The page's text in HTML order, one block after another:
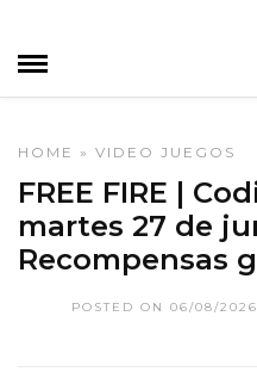
HOME » VIDEO JUEGOS
FREE FIRE |
martes 27 de
Recompensas
POSTED ON 06/08/2026